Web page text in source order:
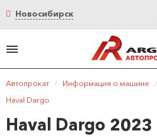
Новосибирск
Автопрокат / Информация о машине /
Haval Dargo
Haval Dargo